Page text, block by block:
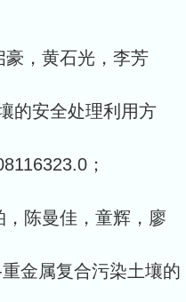
豪，黄石光，李芳
的安全处理利用方
；
，陈曼佳，童辉，廖
重金属复合污染土壤的